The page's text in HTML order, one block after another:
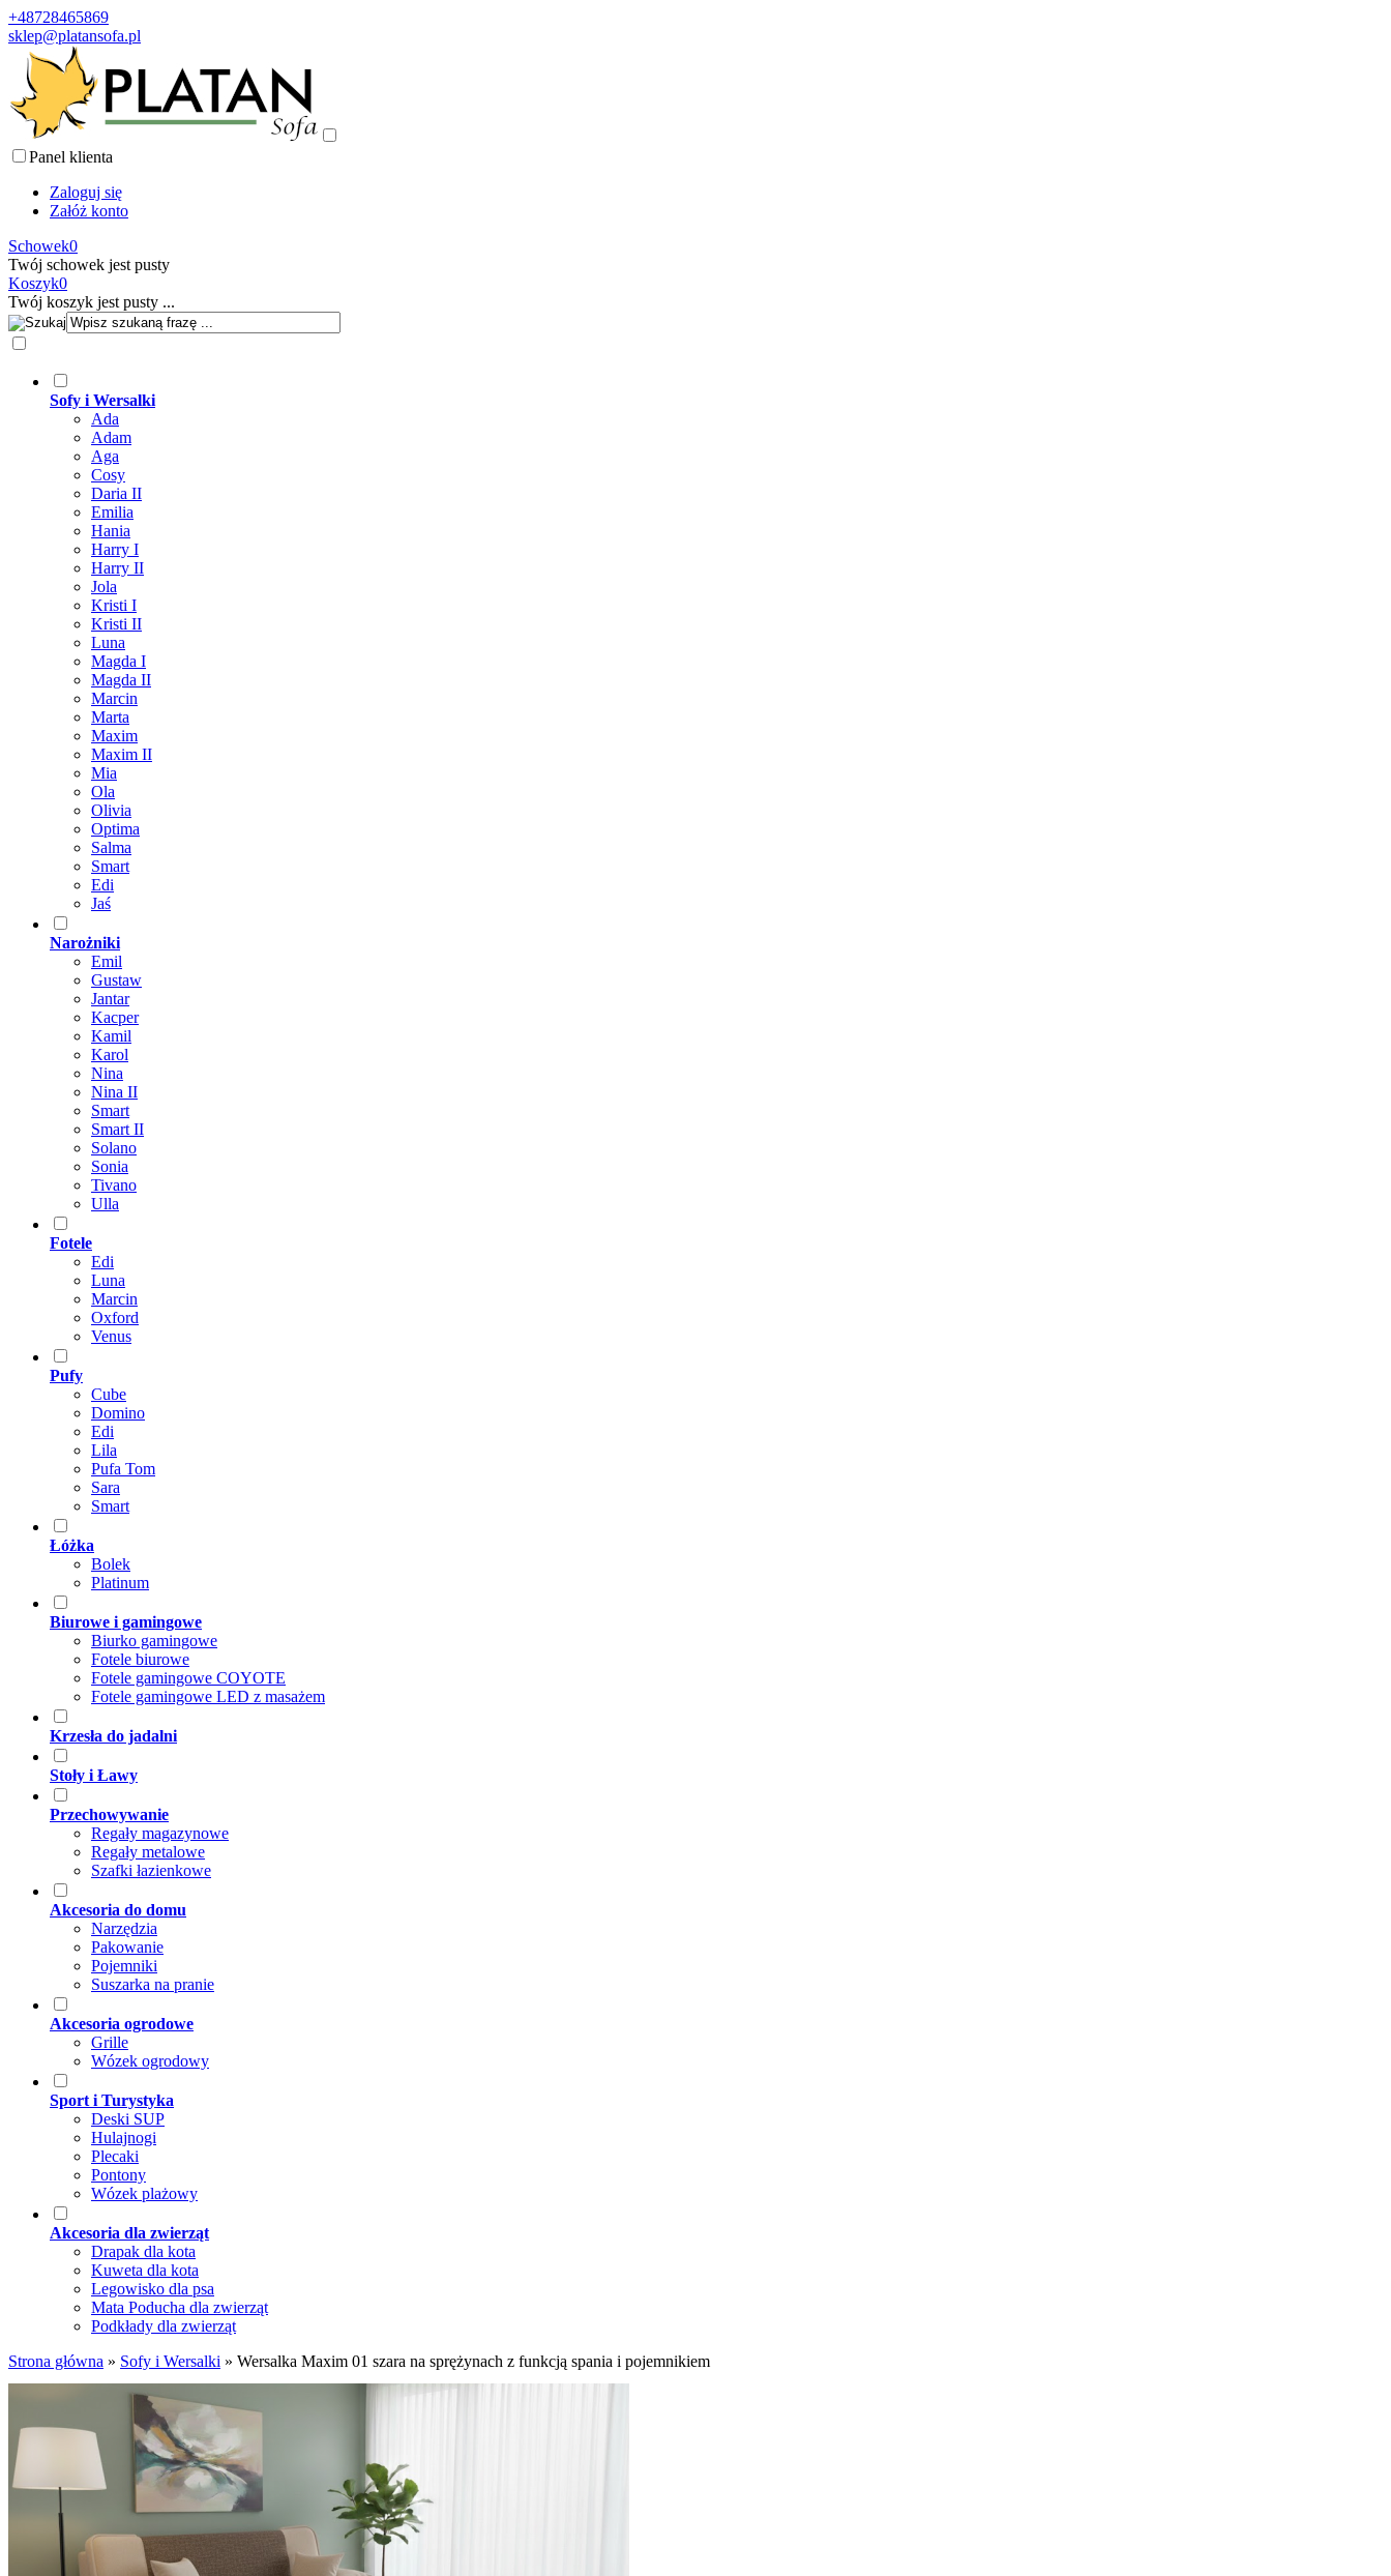
+48728465869
sklep@platansofa.pl
Panel klienta
Zaloguj się
Załóż konto
Schowek0
Twój schowek jest pusty
Koszyk0
Twój koszyk jest pusty ...
Sofy i Wersalki
Ada
Adam
Aga
Cosy
Daria II
Emilia
Hania
Harry I
Harry II
Jola
Kristi I
Kristi II
Luna
Magda I
Magda II
Marcin
Marta
Maxim
Maxim II
Mia
Ola
Olivia
Optima
Salma
Smart
Edi
Jaś
Narożniki
Emil
Gustaw
Jantar
Kacper
Kamil
Karol
Nina
Nina II
Smart
Smart II
Solano
Sonia
Tivano
Ulla
Fotele
Edi
Luna
Marcin
Oxford
Venus
Pufy
Cube
Domino
Edi
Lila
Pufa Tom
Sara
Smart
Łóżka
Bolek
Platinum
Biurowe i gamingowe
Biurko gamingowe
Fotele biurowe
Fotele gamingowe COYOTE
Fotele gamingowe LED z masażem
Krzesła do jadalni
Stoły i Ławy
Przechowywanie
Regały magazynowe
Regały metalowe
Szafki łazienkowe
Akcesoria do domu
Narzędzia
Pakowanie
Pojemniki
Suszarka na pranie
Akcesoria ogrodowe
Grille
Wózek ogrodowy
Sport i Turystyka
Deski SUP
Hulajnogi
Plecaki
Pontony
Wózek plażowy
Akcesoria dla zwierząt
Drapak dla kota
Kuweta dla kota
Legowisko dla psa
Mata Poducha dla zwierząt
Podkłady dla zwierząt
Strona główna » Sofy i Wersalki » Wersalka Maxim 01 szara na sprężynach z funkcją spania i pojemnikiem